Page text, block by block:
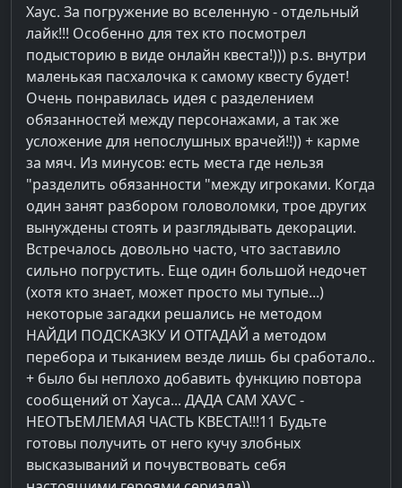
Хаус. За погружение во вселенную - отдельный
лайк!!! Особенно для тех кто посмотрел
подысторию в виде онлайн квеста!))) p.s. внутри
маленькая пасхалочка к самому квесту будет!
Очень понравилась идея с разделением
обязанностей между персонажами, а так же
усложение для непослушных врачей!!)) + карме
за мяч. Из минусов: есть места где нельзя
"разделить обязанности "между игроками. Когда
один занят разбором головоломки, трое других
вынуждены стоять и разглядывать декорации.
Встречалось довольно часто, что заставило
сильно погрустить. Еще один большой недочет
(хотя кто знает, может просто мы тупые...)
некоторые загадки решались не методом
НАЙДИ ПОДСКАЗКУ И ОТГАДАЙ а методом
перебора и тыканием везде лишь бы сработало..
+ было бы неплохо добавить функцию повтора
сообщений от Хауса... ДАДА САМ ХАУС -
НЕОТЪЕМЛЕМАЯ ЧАСТЬ КВЕСТА!!!11 Будьте
готовы получить от него кучу злобных
высказываний и почувствовать себя